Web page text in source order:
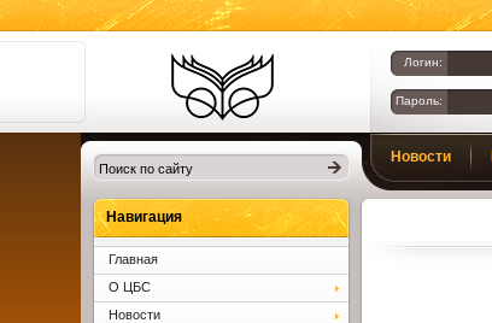
Библиотеки
Клина. Клинская
ЦБС.
Логин:
Пароль:
Новости
Навигация
Главная
О ЦБС
Новости